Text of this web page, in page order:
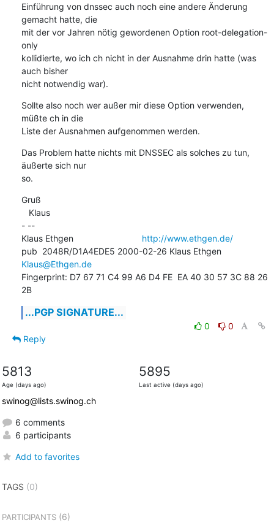
Einführung von dnssec auch noch eine andere Änderung
gemacht hatte, die
mit der vor Jahren nötig gewordenen Option root-delegation-
only
kollidierte, wo ich ch nicht in der Ausnahme drin hatte (was
auch bisher
nicht notwendig war).
Sollte also noch wer außer mir diese Option verwenden,
müßte ch in die
Liste der Ausnahmen aufgenommen werden.
Das Problem hatte nichts mit DNSSEC als solches zu tun,
äußerte sich nur
so.
Gruß
- --
Klaus Ethgen http://www.ethgen.de/
pub  2048R/D1A4EDE5 2000-02-26 Klaus Ethgen
Klaus@Ethgen.de
Fingerprint: D7 67 71 C4 99 A6 D4 FE  EA 40 30 57 3C 88 26
2B
...PGP SIGNATURE...
0
0
Reply
5813
Age (days ago)
5895
Last active (days ago)
swinog@lists.swinog.ch
6 comments
6 participants
Add to favorites
TAGS (0)
PARTICIPANTS(6)